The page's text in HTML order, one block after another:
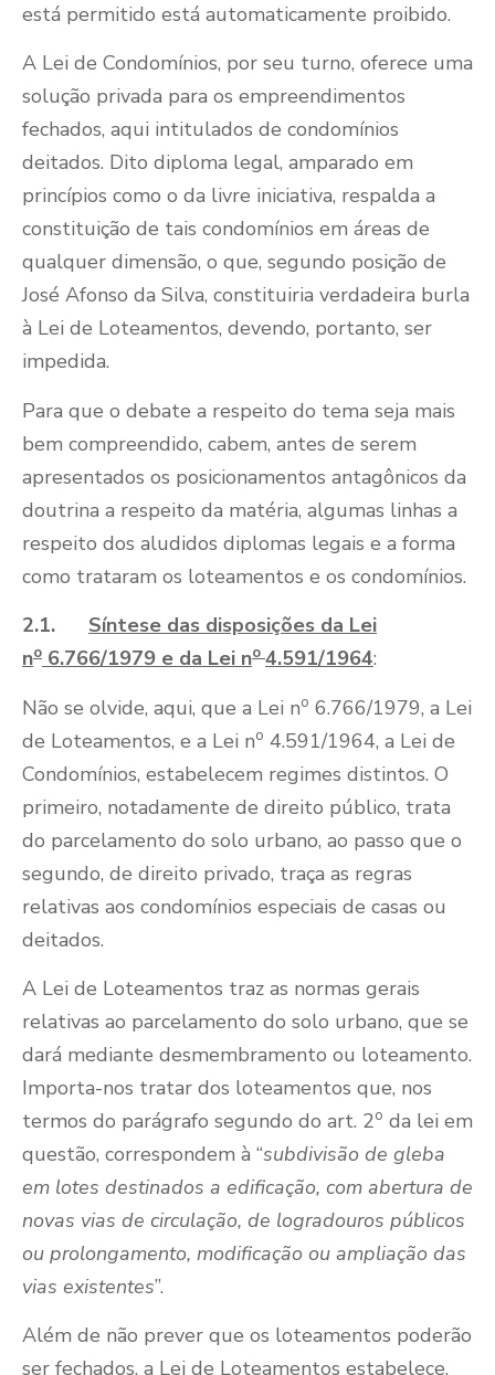
está permitido está automaticamente proibido.
A Lei de Condomínios, por seu turno, oferece uma
solução privada para os empreendimentos
fechados, aqui intitulados de condomínios
deitados. Dito diploma legal, amparado em
princípios como o da livre iniciativa, respalda a
constituição de tais condomínios em áreas de
qualquer dimensão, o que, segundo posição de
José Afonso da Silva, constituiria verdadeira burla
à Lei de Loteamentos, devendo, portanto, ser
impedida.
Para que o debate a respeito do tema seja mais
bem compreendido, cabem, antes de serem
apresentados os posicionamentos antagônicos da
doutrina a respeito da matéria, algumas linhas a
respeito dos aludidos diplomas legais e a forma
como trataram os loteamentos e os condomínios.
2.1. Síntese das disposições da Lei
no 6.766/1979 e da Lei no 4.591/1964:
Não se olvide, aqui, que a Lei no 6.766/1979, a Lei
de Loteamentos, e a Lei no 4.591/1964, a Lei de
Condomínios, estabelecem regimes distintos. O
primeiro, notadamente de direito público, trata
do parcelamento do solo urbano, ao passo que o
segundo, de direito privado, traça as regras
relativas aos condomínios especiais de casas ou
deitados.
A Lei de Loteamentos traz as normas gerais
relativas ao parcelamento do solo urbano, que se
dará mediante desmembramento ou loteamento.
Importa-nos tratar dos loteamentos que, nos
termos do parágrafo segundo do art. 2o da lei em
questão, correspondem à “subdivisão de gleba
em lotes destinados a edificação, com abertura de
novas vias de circulação, de logradouros públicos
ou prolongamento, modificação ou ampliação das
vias existentes”.
Além de não prever que os loteamentos poderão
ser fechados, a Lei de Loteamentos estabelece,